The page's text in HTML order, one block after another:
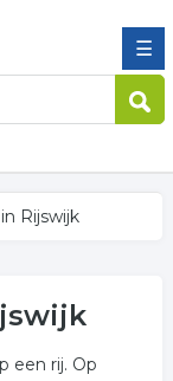
☰
Rijswijk
een rij. Op